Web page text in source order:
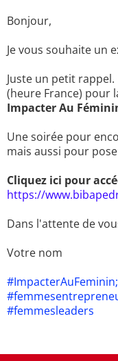
Bonjour,
Je vous souhaite un
Juste un petit
(heure France) pour
Impacter Au
Une soirée pour
mais aussi pour
Cliquez ici pour
https://
Dans l'attente de
Votre nom
#femmesleaders